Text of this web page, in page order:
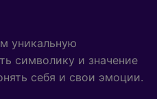
уникальную
символику и значение
себя и свои эмоции.